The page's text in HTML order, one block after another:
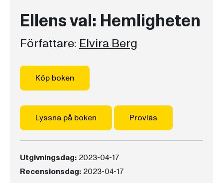
Ellens val: Hemligheten
Författare: Elvira Berg
Köp boken
Lyssna på boken Provläs
Utgivningsdag: 2023-04-17
Recensionsdag: 2023-04-17